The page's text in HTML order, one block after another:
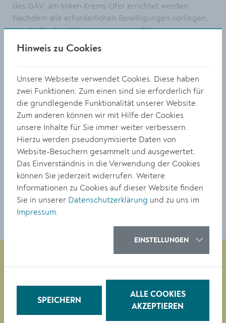
des GAV, am linken Krems-Ufer errichtet werden.
Nachdem alle erforderlichen Bewilligungen vorliegen,
hat die Stadtpolitik in der jüngsten Sitzung des
Gemeinderats grünes Licht für den Verkauf der
betreffenden Teilfläche an die EVN Wärme GmbH
kommenden Jahr erfolgen.
Foto: Vertragsunterzeichnung zwischen Stadt Krems
und EVN Wärme GmbH: Geschäftsführer DI Alfred
Freunschlag, Bürgermeister Dr. Reinhard Resch,
Projektleiter DI Christian Domes, Geschäftsführer
Gerhard Sacher, Vizebürgermeister Erwin Krammer,
Mag. Georg Wölfl. © Stadt Krems
TEILEN
Magistrat der Stadt Krems
Obere Landstraße 4
Hinweis zu Cookies
Unsere Webseite verwendet Cookies. Diese haben
zwei Funktionen: Zum einen sind sie erforderlich für
die grundlegende Funktionalität unserer Website.
Zum anderen können wir mit Hilfe der Cookies
unsere Inhalte für Sie immer weiter verbessern.
Hierzu werden pseudonymisierte Daten von
Website-Besuchern gesammelt und ausgewertet.
Das Einverständnis in die Verwendung der Cookies
können Sie jederzeit widerrufen. Weitere
Informationen zu Cookies auf dieser Website finden
Sie in unserer Datenschutzerklärung und zu uns im
Impressum.
EINSTELLUNGEN
SPEICHERN
ALLE COOKIES
AKZEPTIEREN